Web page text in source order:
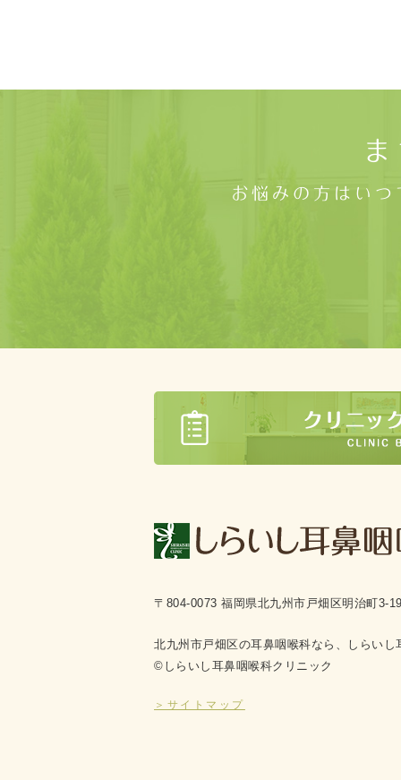
お悩みの方はいつ
〒804-0073 福岡県北九州市戸畑区明治町3-19
北九州市戸畑区の耳鼻咽喉科なら、しらいし
©しらいし耳鼻咽喉科クリニック
＞サイトマップ